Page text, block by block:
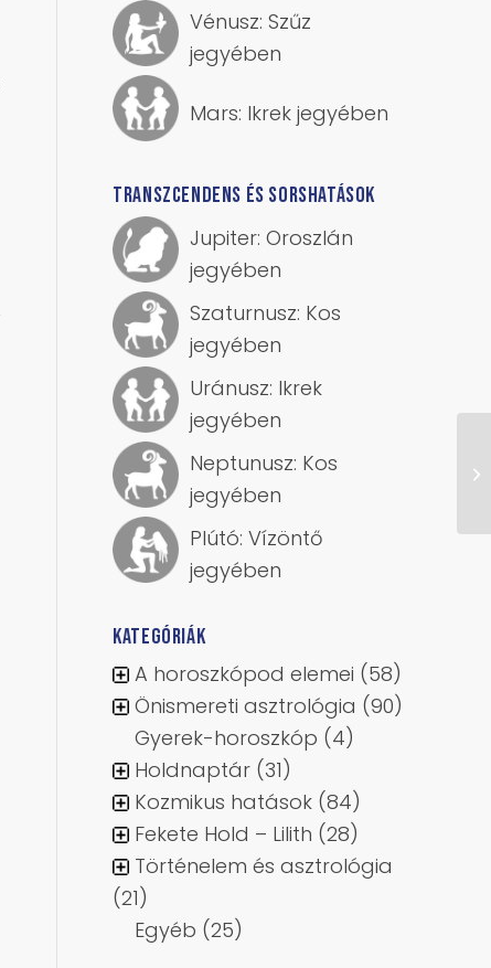
Vénusz: Szűz
jegyében
Mars: Ikrek jegyében
TRANSZCENDENS ÉS SORSHATÁSOK
Jupiter: Oroszlán
jegyében
Szaturnusz: Kos
jegyében
Uránusz: Ikrek
jegyében
Neptunusz: Kos
jegyében
Plútó: Vízöntő
jegyében
KATEGÓRIÁK
A horoszkópod elemei (58)
Önismereti asztrológia (90)
Gyerek-horoszkóp (4)
Holdnaptár (31)
Kozmikus hatások (84)
Fekete Hold – Lilith (28)
Történelem és asztrológia
(21)
Egyéb (25)